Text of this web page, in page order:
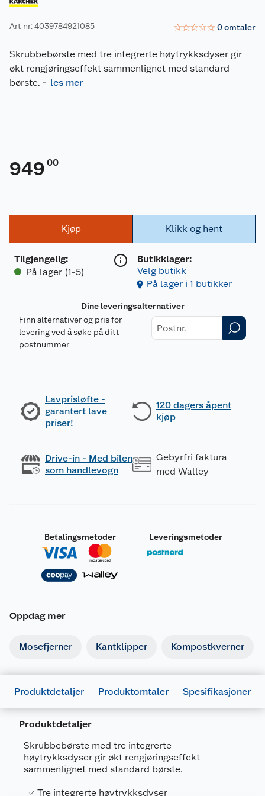
Art nr: 4039784921085 ☆☆☆☆☆ 0omtaler
Skrubbebørste med tre integrerte høytrykksdyser gir
økt rengjøringseffekt sammenlignet med standard
børste. - les mer
949 00
Kjøp
Tilgjengelig:
På lager (1-5)
Klikk og hent
Butikklager:
Velg butikk
På lager i 1 butikker
Dine leveringsalternativer
Finn alternativer og pris for
levering ved å søke på ditt
postnummer
Lavprisløfte -
garantert lave
priser!
120 dagers åpent
kjøp
Drive-in - Med bilen
som handlevogn
Gebyrfri faktura
med Walley
Betalingsmetoder Leveringsmetoder
Oppdag mer
Mosefjerner Kantklipper Kompostkverner
Produktdetaljer Produktomtaler Spesifikasjoner
Produktdetaljer
Skrubbebørste med tre integrerte
høytrykksdyser gir økt rengjøringseffekt
sammenlignet med standard børste.
Tre integrerte høytrykksdyser